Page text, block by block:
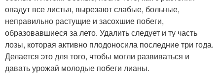
опадут все листья, вырезают слабые, больные,
неправильно растущие и засохшие побеги,
образовавшиеся за лето. Удалить следует и ту часть
лозы, которая активно плодоносила последние три года.
Делается это для того, чтобы могли развиваться и
давать урожай молодые побеги лианы.